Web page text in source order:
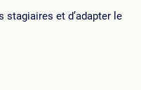
stagiaires et d’adapter le